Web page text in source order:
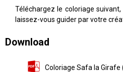
Téléchargez le coloriage
laissez-vous guider par votre
Download
Coloriage Safa la Girafe